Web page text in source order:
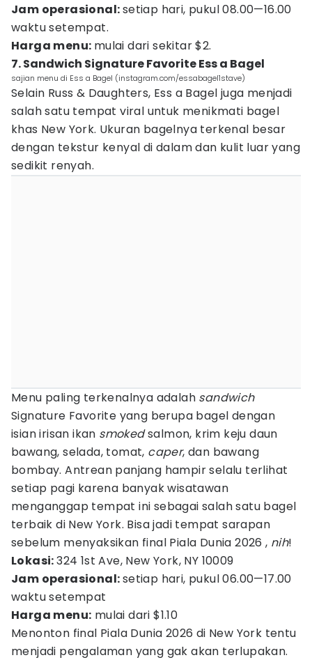
Jam operasional:setiap hari, pukul 08.00—16.00
waktu setempat.
Harga menu: mulai dari sekitar $2.
7. Sandwich Signature Favorite Ess a Bagel
sajian menu di Ess a Bagel (instagram.com/essabagel1stave)
Selain Russ & Daughters, Ess a Bagel juga menjadi
salah satu tempat viral untuk menikmati bagel
khas New York. Ukuran bagelnya terkenal besar
dengan tekstur kenyal di dalam dan kulit luar yang
sedikit renyah.
Menu paling terkenalnya adalah sandwich
Signature Favorite yang berupa bagel dengan
isian irisan ikan smokedsalmon, krim keju daun
bawang, selada, tomat, caper, dan bawang
bombay. Antrean panjang hampir selalu terlihat
setiap pagi karena banyak wisatawan
menganggap tempat ini sebagai salah satu bagel
terbaik di New York. Bisa jadi tempat sarapan
sebelum menyaksikan final Piala Dunia 2026 , nih!
Lokasi:324 1st Ave, New York, NY 10009
Jam operasional:setiap hari, pukul 06.00—17.00
waktu setempat
Harga menu: mulai dari $1.10
Menonton final Piala Dunia 2026 di New York tentu
menjadi pengalaman yang gak akan terlupakan.